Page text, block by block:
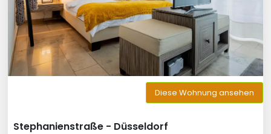
Diese Wohnung ansehen
Stephanienstraße - Düsseldorf